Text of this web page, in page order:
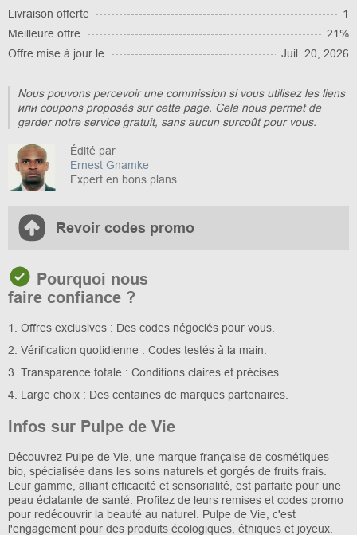
Livraison offerte
1
Meilleure offre
21%
Offre mise à jour le
Juil. 20, 2026
Nous pouvons percevoir une commission si vous utilisez les liens
или coupons proposés sur cette page. Cela nous permet de
garder notre service gratuit, sans aucun surcoût pour vous.
Édité par
Ernest Gnamke
Expert en bons plans
Revoir codes promo
Pourquoi nous
faire confiance ?
1. Offres exclusives : Des codes négociés pour vous.
2. Vérification quotidienne : Codes testés à la main.
3. Transparence totale : Conditions claires et précises.
4. Large choix : Des centaines de marques partenaires.
Infos sur Pulpe de Vie
Découvrez Pulpe de Vie, une marque française de cosmétiques
bio, spécialisée dans les soins naturels et gorgés de fruits frais.
Leur gamme, alliant efficacité et sensorialité, est parfaite pour une
peau éclatante de santé. Profitez de leurs remises et codes promo
pour redécouvrir la beauté au naturel. Pulpe de Vie, c'est
l'engagement pour des produits écologiques, éthiques et joyeux.